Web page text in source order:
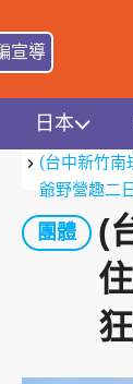
宣導
日本
首頁 台灣地區
(台中新竹南
爺野營趣二日
團體
(